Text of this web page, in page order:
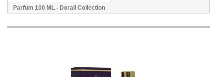
Parfum 100 ML - Dorall Collection